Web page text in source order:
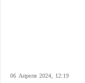
06 Апреля 2024, 12:19